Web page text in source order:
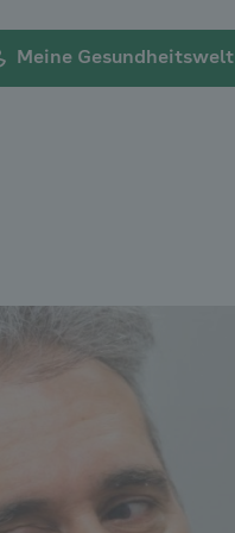
Meine Gesundheitswelt